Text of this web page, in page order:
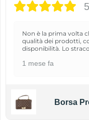
Non è la prima volta
qualità dei prodotti,
disponibilità. Lo
1 mese fa
Borsa